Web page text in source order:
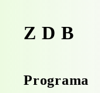
ZDB
Programa